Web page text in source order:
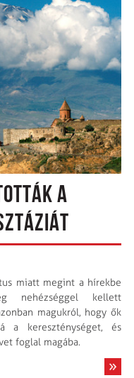
A
miatt megint a hírekbe
nehézséggel kellett
magukról, hogy ők
a kereszténységet, és
foglal magába.